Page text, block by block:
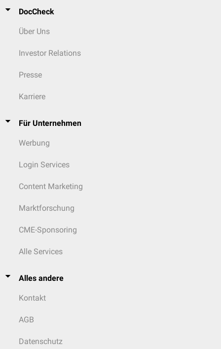
DocCheck
Über Uns
Investor Relations
Presse
Karriere
Für Unternehmen
Werbung
Login Services
Content Marketing
Marktforschung
CME-Sponsoring
Alle Services
Alles andere
Kontakt
AGB
Datenschutz